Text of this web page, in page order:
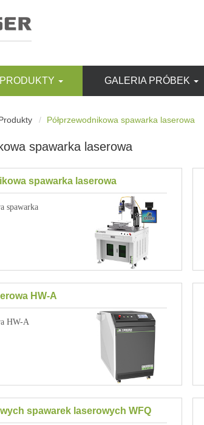
PRODUKTY GALERIA PRÓBEK
Półprzewodnikowa spawarka laserowa
spawarka laserowa
spawarka laserowa
spawarka
HW-A
HW-A
spawarek laserowych WFQ